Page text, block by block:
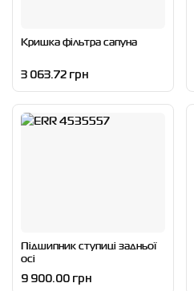
Кришка фільтра сапуна
3 063.72 грн
Підшипник ступиці задньої
осі
9 900.00 грн